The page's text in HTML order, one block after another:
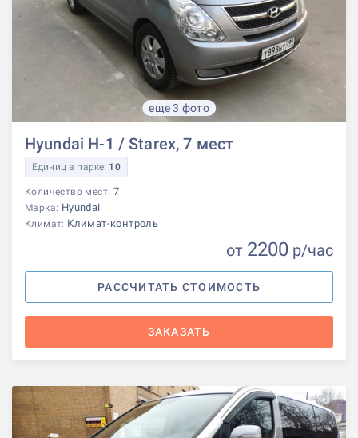
еще 3 фото
Hyundai H-1 / Starex, 7 мест
Единиц в парке: 10
Количество мест: 7
Марка: Hyundai
Климат: Климат-контроль
от 2200 р/час
РАССЧИТАТЬ СТОИМОСТЬ
ЗАКАЗАТЬ